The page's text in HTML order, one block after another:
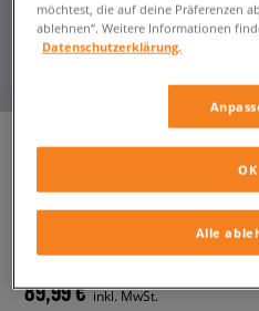
BIRKENSTOCK ARIZONA
89,99 € inkl. MwSt.
möchtest, die auf deine Präferenzen
ablehnen“. Weitere Informationen
Datenschutzerklärung.
Alle
OK